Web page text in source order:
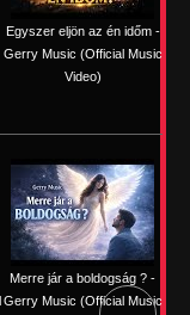
Egyszer eljön az én időm -
Gerry Music (Official Music
Video)
Merre jár a boldogság ? -
Gerry Music (Official Music